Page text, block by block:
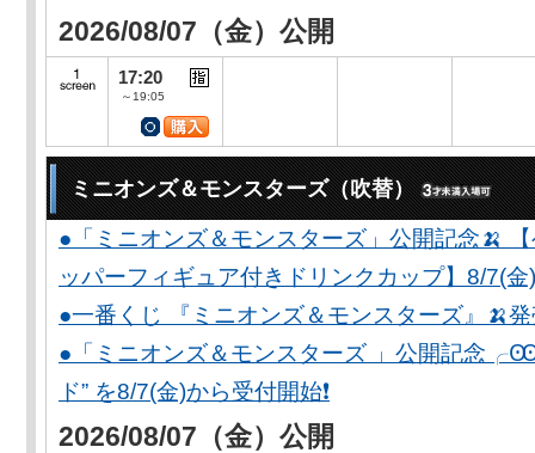
2026/08/07（金）公開
17:20
～19:05
ミニオンズ＆モンスターズ（吹替）
●「ミニオンズ＆モンスターズ」公開記念🍌
ッパーフィギュア付きドリンクカップ】8/7(金
●一番くじ 『ミニオンズ＆モンスターズ』🍌
●「ミニオンズ＆モンスターズ 」公開記念
ド” を8/7(金)から受付開始❗️
2026/08/07（金）公開